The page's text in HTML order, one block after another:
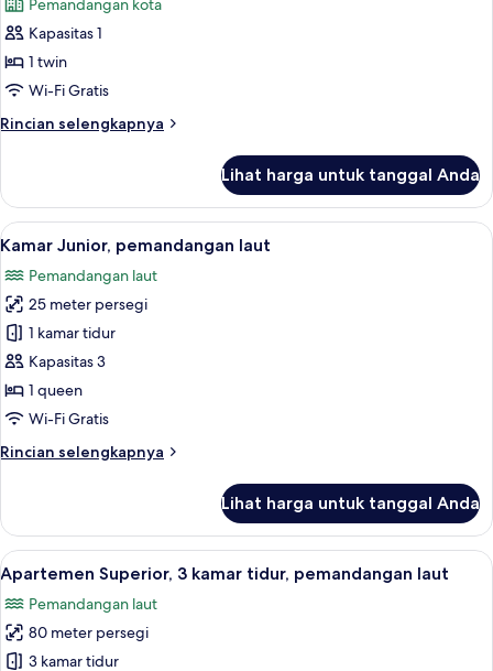
bukit
foto
untuk
Kamar
Single
Klasik,
1
Tidur
Twin
Pemandangan kota
Kapasitas 1
1 twin
Wi-Fi Gratis
Rincian selengkapnya
Rincian
Kamar
Single
Klasik,
Tempat
Tidur
Twin
Lihat harga untuk tanggal Anda
Lihat
semua
foto
untuk
Kamar
Junior,
pemandangan
laut
Kamar Junior, pemandangan laut |
9
Kamar Junior, pemandangan laut
Pemandangan laut
25 meter persegi
1 kamar tidur
Kapasitas 3
1 queen
Wi-Fi Gratis
Rincian selengkapnya
Rincian
Kamar
Junior,
pemandangan
laut
Lihat harga untuk tanggal Anda
Lihat
semua
foto
untuk
Apartemen
12
Apartemen Superior, 3 kamar tidur, pemandangan laut
Pemandangan laut
80 meter persegi
3 kamar tidur